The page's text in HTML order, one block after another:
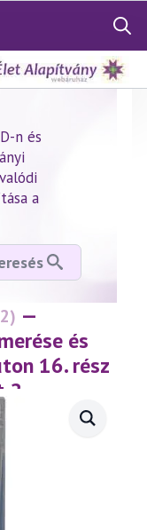
Search
for:
n és
a
—
és
16. rész